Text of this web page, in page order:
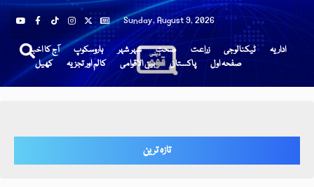
Sunday, August 9, 2026
آج کا اخبار ہاروسکوپ شہر شہر صحت زراعت ٹیکنالوجی
اداریہ
کھیل
کالم اور تجزیہ بین الاقوامی پاکستان صفحہ اول
تازہ ترین